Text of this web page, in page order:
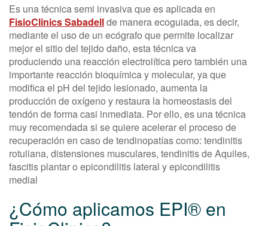
Es una técnica semi invasiva que es aplicada en
FisioClinics Sabadellde manera ecoguiada, es decir,
mediante el uso de un ecógrafo que permite localizar
mejor el sitio del tejido daño, esta técnica va
produciendo una reacción electrolítica pero también una
importante reacción bioquímica y molecular, ya que
modifica el pH del tejido lesionado, aumenta la
producción de oxígeno y restaura la homeostasis del
tendón de forma casi inmediata. Por ello, es una técnica
muy recomendada si se quiere acelerar el proceso de
recuperación en caso de tendinopatías como: tendinitis
rotuliana, distensiones musculares, tendinitis de Aquiles,
fascitis plantar o epicondilitis lateral y epicondilitis
medial
¿Cómo aplicamos EPI® en